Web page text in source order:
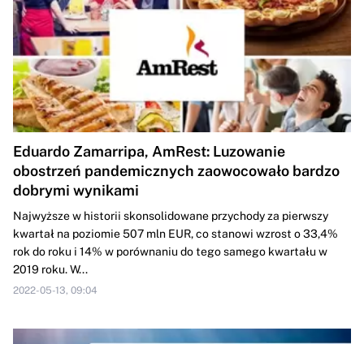
Eduardo Zamarripa, AmRest: Luzowanie
obostrzeń pandemicznych zaowocowało bardzo
dobrymi wynikami
Najwyższe w historii skonsolidowane przychody za pierwszy
kwartał na poziomie 507 mln EUR, co stanowi wzrost o 33,4%
rok do roku i 14% w porównaniu do tego samego kwartału w
2019 roku. W...
2022-05-13, 09:04